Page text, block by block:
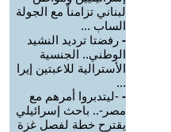
لبناني تزامناً مع الجولة
الساب ...
- رفضتا ترديد النشيد
الوطني.. الجنسية
الأسترالية للاعبتين إيرا
...
- -ليتدبروا أمرهم مع
مصر-.. باحث إسرائيلي
يقترح خطة لفصل غزة